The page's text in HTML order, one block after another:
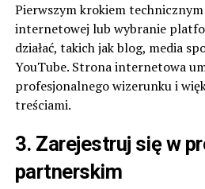
Pierwszym krokiem
internetowej lub wybranie
działać, takich jak blog, media
YouTube. Strona internetowa
profesjonalnego wizerunku i
treściami.
3. Zarejestruj się w
partnerskim